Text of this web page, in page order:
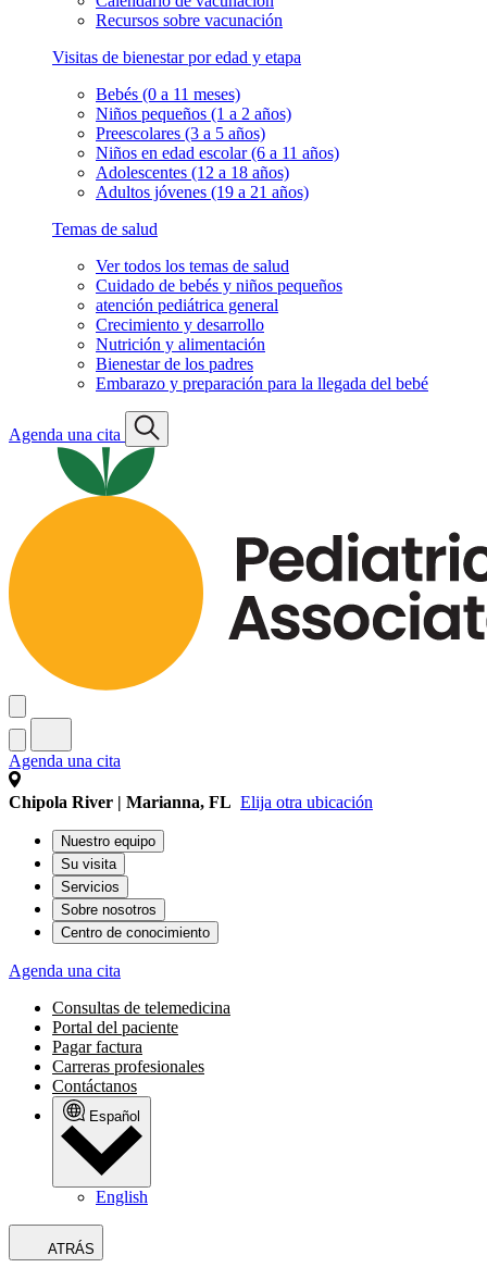
Recursos sobre vacunación
Visitas de bienestar por edad y etapa
Bebés (0 a 11 meses)
Niños pequeños (1 a 2 años)
Preescolares (3 a 5 años)
Niños en edad escolar (6 a 11 años)
Adolescentes (12 a 18 años)
Adultos jóvenes (19 a 21 años)
Temas de salud
Ver todos los temas de salud
Cuidado de bebés y niños pequeños
atención pediátrica general
Crecimiento y desarrollo
Nutrición y alimentación
Bienestar de los padres
Embarazo y preparación para la llegada del bebé
Agenda una cita
Agenda una cita
Chipola River | Marianna, FL Elija otra ubicación
Nuestro equipo
Su visita
Servicios
Sobre nosotros
Centro de conocimiento
Agenda una cita
Consultas de telemedicina
Portal del paciente
Pagar factura
Carreras profesionales
Contáctanos
Español
English
ATRÁS